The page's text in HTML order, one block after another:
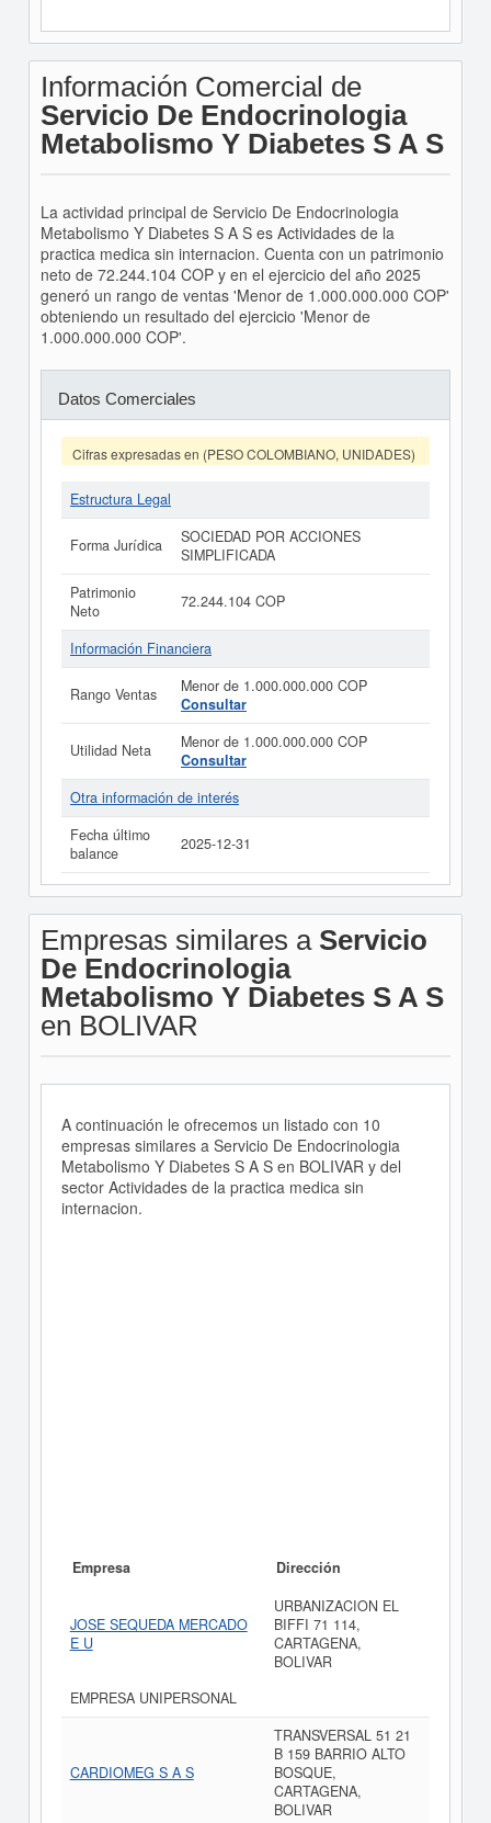
Información Comercial de
Servicio De Endocrinologia
Metabolismo Y Diabetes S A S
La actividad principal de Servicio De Endocrinologia
Metabolismo Y Diabetes S A S es Actividades de la
practica medica sin internacion. Cuenta con un patrimonio
neto de 72.244.104 COP y en el ejercicio del año 2025
generó un rango de ventas 'Menor de 1.000.000.000 COP'
obteniendo un resultado del ejercicio 'Menor de
1.000.000.000 COP'.
Datos Comerciales
Cifras expresadas en (PESO COLOMBIANO, UNIDADES)
Estructura Legal
Forma Jurídica
SOCIEDAD POR ACCIONES
SIMPLIFICADA
Patrimonio
Neto
72.244.104 COP
Información Financiera
Rango Ventas
Menor de 1.000.000.000 COP
Consultar
Utilidad Neta
Menor de 1.000.000.000 COP
Consultar
Otra información de interés
Fecha último
balance
2025-12-31
Empresas similares a Servicio
De Endocrinologia
Metabolismo Y Diabetes S A S
en BOLIVAR
A continuación le ofrecemos un listado con 10
empresas similares a Servicio De Endocrinologia
Metabolismo Y Diabetes S A S en BOLIVAR y del
sector Actividades de la practica medica sin
internacion.
Empresa Dirección
JOSE SEQUEDA MERCADO
E U
URBANIZACION EL
BIFFI 71 114,
CARTAGENA,
BOLIVAR
EMPRESA UNIPERSONAL
CARDIOMEG S A S
TRANSVERSAL 51 21
B 159 BARRIO ALTO
BOSQUE,
CARTAGENA,
BOLIVAR